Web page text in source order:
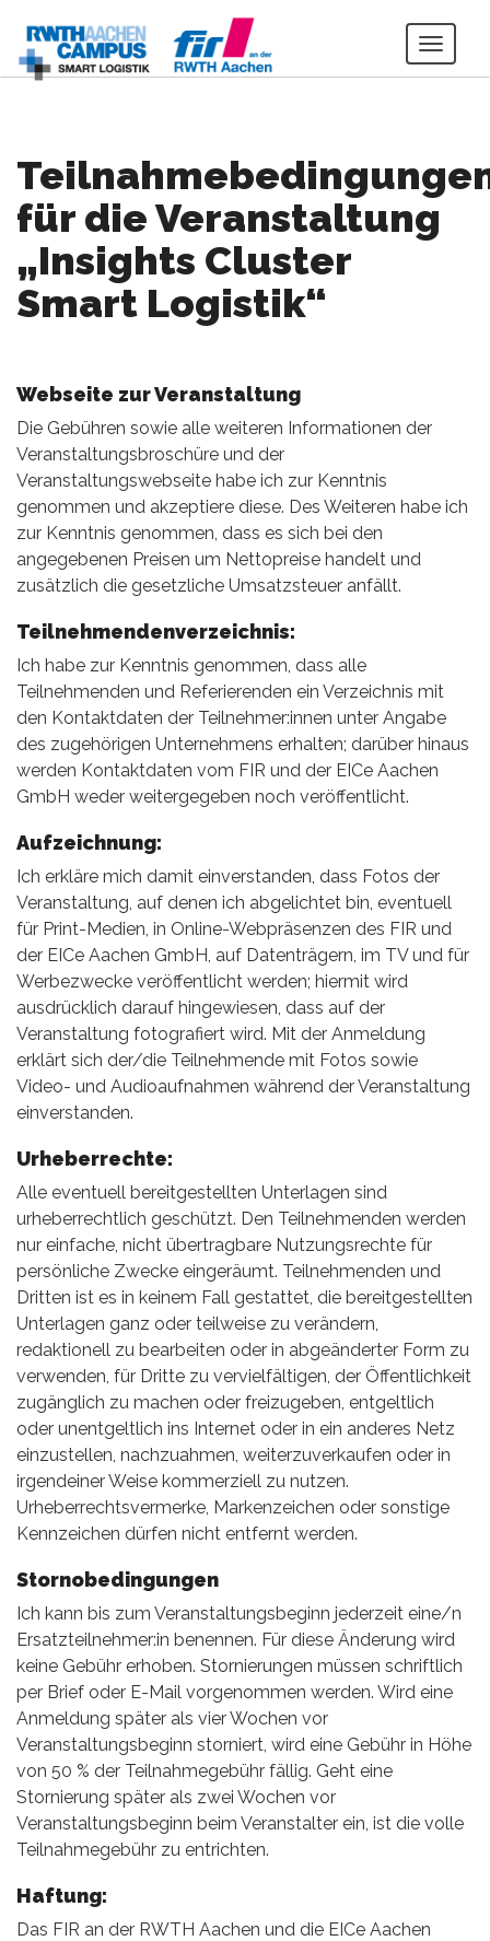
für die Veranstaltung
„Insights Cluster
Smart Logistik“
Webseite zur Veranstaltung
Die Gebühren sowie alle weiteren Informationen der
Veranstaltungsbroschüre und der
Veranstaltungswebseite habe ich zur Kenntnis
genommen und akzeptiere diese. Des Weiteren habe ich
zur Kenntnis genommen, dass es sich bei den
angegebenen Preisen um Nettopreise handelt und
zusätzlich die gesetzliche Umsatzsteuer anfällt.
Teilnehmendenverzeichnis:
Ich habe zur Kenntnis genommen, dass alle
Teilnehmenden und Referierenden ein Verzeichnis mit
den Kontaktdaten der Teilnehmer:innen unter Angabe
des zugehörigen Unternehmens erhalten; darüber hinaus
werden Kontaktdaten vom FIR und der EICe Aachen
GmbH weder weitergegeben noch veröffentlicht.
Aufzeichnung:
Ich erkläre mich damit einverstanden, dass Fotos der
Veranstaltung, auf denen ich abgelichtet bin, eventuell
für Print-Medien, in Online-Webpräsenzen des FIR und
der EICe Aachen GmbH, auf Datenträgern, im TV und für
Werbezwecke veröffentlicht werden; hiermit wird
ausdrücklich darauf hingewiesen, dass auf der
Veranstaltung fotografiert wird. Mit der Anmeldung
erklärt sich der/die Teilnehmende mit Fotos sowie
Video- und Audioaufnahmen während der Veranstaltung
einverstanden.
Urheberrechte:
Alle eventuell bereitgestellten Unterlagen sind
urheberrechtlich geschützt. Den Teilnehmenden werden
nur einfache, nicht übertragbare Nutzungsrechte für
persönliche Zwecke eingeräumt. Teilnehmenden und
Dritten ist es in keinem Fall gestattet, die bereitgestellten
Unterlagen ganz oder teilweise zu verändern,
redaktionell zu bearbeiten oder in abgeänderter Form zu
verwenden, für Dritte zu vervielfältigen, der Öffentlichkeit
zugänglich zu machen oder freizugeben, entgeltlich
oder unentgeltlich ins Internet oder in ein anderes Netz
einzustellen, nachzuahmen, weiterzuverkaufen oder in
irgendeiner Weise kommerziell zu nutzen.
Urheberrechtsvermerke, Markenzeichen oder sonstige
Kennzeichen dürfen nicht entfernt werden.
Stornobedingungen
Ich kann bis zum Veranstaltungsbeginn jederzeit eine/n
Ersatzteilnehmer:in benennen. Für diese Änderung wird
keine Gebühr erhoben. Stornierungen müssen schriftlich
per Brief oder E-Mail vorgenommen werden. Wird eine
Anmeldung später als vier Wochen vor
Veranstaltungsbeginn storniert, wird eine Gebühr in Höhe
von 50 % der Teilnahmegebühr fällig. Geht eine
Stornierung später als zwei Wochen vor
Veranstaltungsbeginn beim Veranstalter ein, ist die volle
Teilnahmegebühr zu entrichten.
Haftung:
Das FIR an der RWTH Aachen und die EICe Aachen